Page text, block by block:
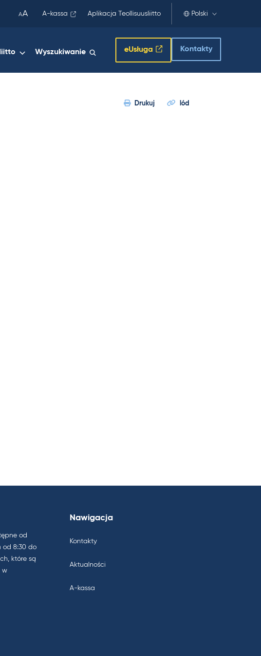
AA A-kassa Aplikacja Teollisuusliitto Polski
Wyszukiwanie eUsługa Kontakty
Drukuj lód
od
od 8:30 do
które są
w
Nawigacja
Kontakty
Aktualności
A-kassa